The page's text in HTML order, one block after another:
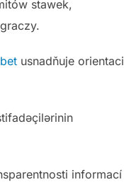
stawek,
usnadňuje orientaci
informací